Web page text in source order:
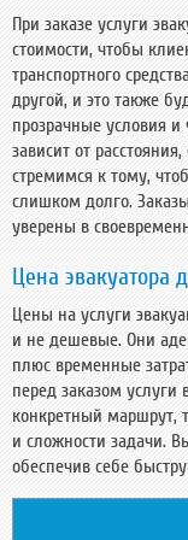
При заказе услуги
стоимости, чтобы
транспортного
другой, и это также
прозрачные условия
зависит от
стремимся к тому,
слишком долго.
уверены в
Цена эвакуатора
Цены на услуги
и не дешевые. Они
плюс временные
перед заказом услуги
конкретный маршрут,
и сложности задачи.
обеспечив себе